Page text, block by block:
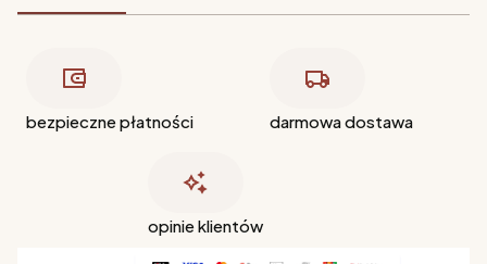
bezpieczne płatności darmowa dostawa
opinie klientów